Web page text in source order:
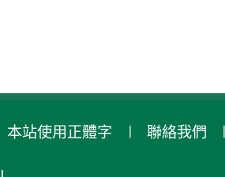
本站使用正體字 聯絡我們